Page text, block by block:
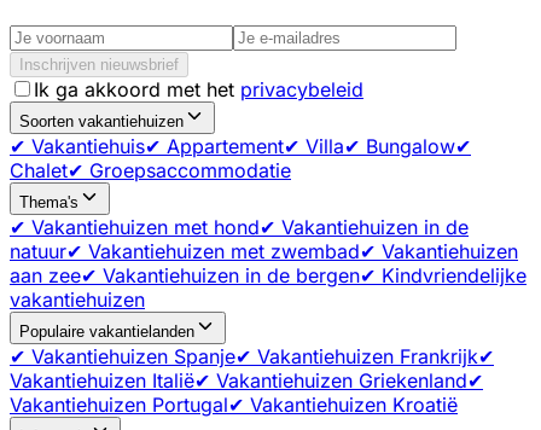
Inschrijven nieuwsbrief
Ik ga akkoord met het privacybeleid
Soorten vakantiehuizen
✔ Vakantiehuis✔ Appartement✔ Villa✔ Bungalow✔
Chalet✔ Groepsaccommodatie
Thema's
✔ Vakantiehuizen met hond✔ Vakantiehuizen in de
natuur✔ Vakantiehuizen met zwembad✔ Vakantiehuizen
aan zee✔ Vakantiehuizen in de bergen✔ Kindvriendelijke
vakantiehuizen
Populaire vakantielanden
✔ Vakantiehuizen Spanje✔ Vakantiehuizen Frankrijk✔
Vakantiehuizen Italië✔ Vakantiehuizen Griekenland✔
Vakantiehuizen Portugal✔ Vakantiehuizen Kroatië